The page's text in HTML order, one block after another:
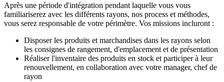
Après une période d'intégration pendant laquelle vous vous
familiariserez avec les différents rayons, nos process et méthodes,
vous serez responsable de votre périmètre. Vos missions incluront :
Disposer les produits et marchandises dans les rayons selon
les consignes de rangement, d'emplacement et de présentation
Réaliser l'inventaire des produits en stock et participer à leur
renouvellement, en collaboration avec votre manager, chef de
rayon